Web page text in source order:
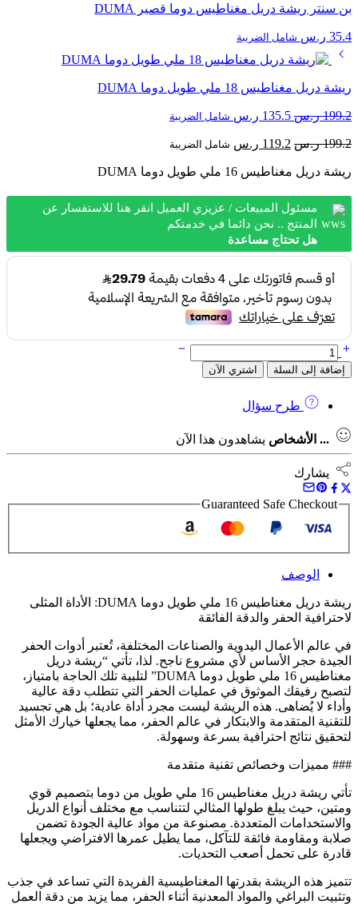
بن سنتر ريشة دريل مغناطيس دوما قصير DUMA
35.4 ر.س شامل الضريبة
ريشة دريل مغناطيس 18 ملي طويل دوما DUMA
199.2 ر.س السعر
هو:
135.5 ر.س السعر
هو:
شامل الضريبة
199.2 ر.س السعر
هو:
119.2 ر.س السعر
هو:
شامل الضريبة
ريشة دريل مغناطيس 16 ملي طويل دوما DUMA
مسئول المبيعات / عزيزي العميل انقر هنا للاستفسار عن
المنتج .. نحن دائما في خدمتكم
هل تحتاج مساعدة
كمية
ريشة دريل مغناطيس 16 ملي طويل دوما DUMA
إضافة إلى السلة اشتري الآن
طرح سؤال
... الأشخاص يشاهدون هذا الآن
يشارك
Guaranteed Safe Checkout
الوصف
ريشة دريل مغناطيس 16 ملي طويل دوما DUMA: الأداة المثلى
لاحترافية الحفر والدقة الفائقة
في عالم الأعمال اليدوية والصناعات المختلفة، تُعتبر أدوات الحفر
الجيدة حجر الأساس لأي مشروع ناجح. لذا، تأتي “ريشة دريل
مغناطيس 16 ملي طويل دوما DUMA” لتلبية تلك الحاجة بامتياز،
لتصبح رفيقك الموثوق في عمليات الحفر التي تتطلب دقة عالية
وأداء لا يُضاهى. هذه الريشة ليست مجرد أداة عادية؛ بل هي تجسيد
للتقنية المتقدمة والابتكار في عالم الحفر، مما يجعلها خيارك الأمثل
لتحقيق نتائج احترافية بسرعة وسهولة.
### مميزات وخصائص تقنية متقدمة
تأتي ريشة دريل مغناطيس 16 ملي طويل من دوما بتصميم قوي
ومتين، حيث يبلغ طولها المثالي لتتناسب مع مختلف أنواع الدريل
والاستخدامات المتعددة. مصنوعة من مواد عالية الجودة تضمن
صلابة ومقاومة فائقة للتآكل، مما يطيل عمرها الافتراضي ويجعلها
قادرة على تحمل أصعب التحديات.
تتميز هذه الريشة بقدرتها المغناطيسية الفريدة التي تساعد في جذب
وتثبيت البراغي والمواد المعدنية أثناء الحفر، مما يزيد من دقة العمل